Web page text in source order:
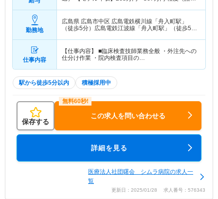
勤務地
広島県 広島市中区 広島電鉄横川線「舟入町駅」
（徒歩5分）広島電鉄江波線「舟入町駅」（徒歩5
仕事内容
【仕事内容】 ■臨床検査技師業務全般 ・外注先への
仕分け作業 ・院内検査項目の…
駅から徒歩5分以内 積極採用中
保存する
この求人を問い合わせる
詳細を見る
医療法人社団曙会 シムラ病院の求人一
覧
更新日：2025/01/28 求人番号：576343